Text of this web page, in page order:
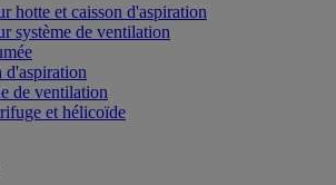
hotte et caisson d'aspiration
système de ventilation
d'aspiration
de ventilation
et hélicoïde